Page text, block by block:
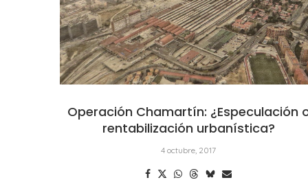
Operación Chamartín: ¿Especulación
rentabilización urbanística?
4 octubre, 2017